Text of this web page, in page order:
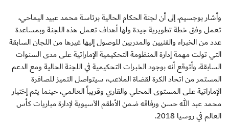
وأشار بوجسيم، إلى أن لجنة الحكام الحالية برئاسة محمد عبيد اليماحي،
تعمل وفق خطة تطويرية جيدة ولها أهداف تعمل هذه اللجنة وبمساعدة
عدد من الخبراء والفنيين والمدربين للوصول إليها غيرها من اللجان السابقة
التي تولت مهمة إدارة المنظومة التحكيمية الإماراتية على مدى السنوات
السابقة، وأتوقع أنه بوجود الخبرات التحكيمية في اللجنة الحالية ومع الدعم
المستمر من اتحاد الكرة لقضاة الملاعب، سيتواصل التميز للصافرة
الإماراتية على المستوى المحلي والقاري وقريباً العالمي، حينما يتم إختيار
محمد عبد الله حسن ورفاقه ضمن الأطقم الآسيوية لإدارة مباريات كأس
العالم في روسيا 2018.